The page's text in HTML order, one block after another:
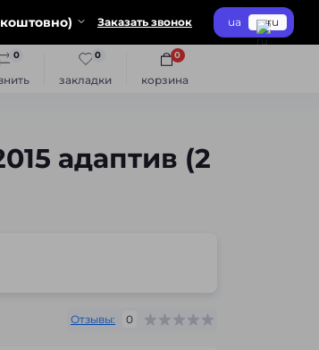
Заказать звонок ua ru
0
закладки
0
корзина
0
адаптив (2
Отзывы: 0